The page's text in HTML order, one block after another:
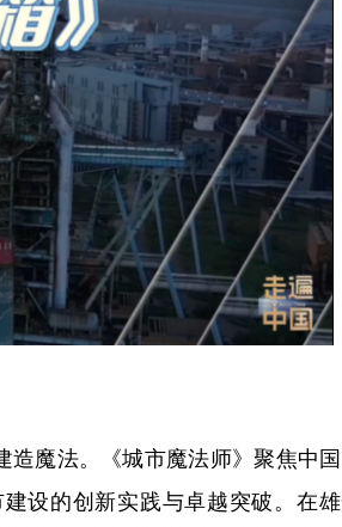
造魔法。《城市魔法师》聚焦中
设的创新实践与卓越突破。在